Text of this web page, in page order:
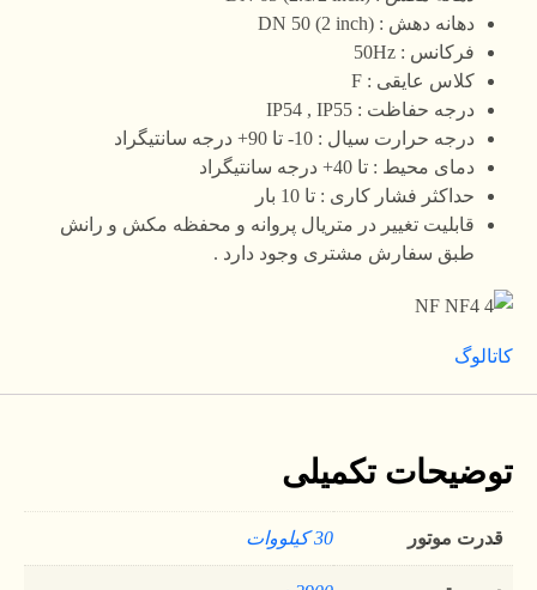
دهانه دهش : DN 50 (2 inch)
فرکانس : 50Hz
کلاس عایقی : F
درجه حفاظت : IP54 , IP55
درجه حرارت سیال : 10- تا 90+ درجه سانتیگراد
دمای محیط : تا 40+ درجه سانتیگراد
حداکثر فشار کاری : تا 10 بار
قابلیت تغییر در متریال پروانه و محفظه مکش و رانش
طبق سفارش مشتری وجود دارد .
کاتالوگ
توضیحات تکمیلی
قدرت موتور 30 کیلووات